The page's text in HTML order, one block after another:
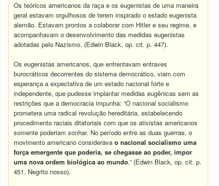
Os teóricos americanos da raça e os eugenistas de uma maneira
geral estavam orgulhosos de terem inspirado o estado eugenista
alemão. Estavam prontos a colaborar com Hitler e seu regime, e
acompanhavam o desenvolvimento das medidas eugenistas
adotadas pelo Nazismo. (Edwin Black, op. cit. p. 447).
Os eugenistas americanos, que enfrentavam entraves
burocráticos decorrentes do sistema democrático, viam com
esperança a expectativa de um estado nacional forte e
independente, que pudesse implantar medidas eugênicas sem as
restrições que a democracia impunha: “O nacional socialismo
prometera uma radical revolução hereditária, estabelecendo
procedimento raciais ditatoriais com que os ativistas americanos
somente poderiam sonhar. No período entre as duas guerras, o
movimento americano consideravao nacional socialismo uma
força emergente que poderia, se chegasse ao poder, impor
uma nova ordem biológica ao mundo.” (Edwin Black, op. cit. p.
451. Negrito nosso).